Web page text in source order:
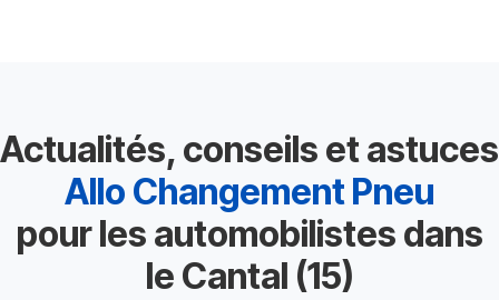
Actualités, conseils et astuces
Allo Changement Pneu
pour les automobilistes dans
le Cantal (15)